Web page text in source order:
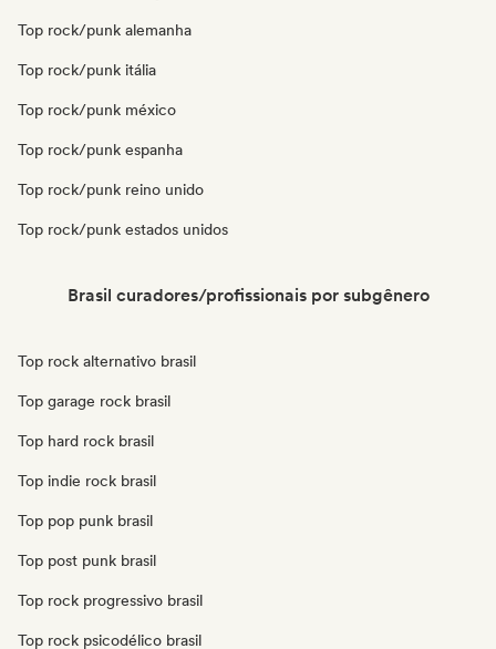
Top rock/punk alemanha
Top rock/punk itália
Top rock/punk méxico
Top rock/punk espanha
Top rock/punk reino unido
Top rock/punk estados unidos
Brasil curadores/profissionais por subgênero
Top rock alternativo brasil
Top garage rock brasil
Top hard rock brasil
Top indie rock brasil
Top pop punk brasil
Top post punk brasil
Top rock progressivo brasil
Top rock psicodélico brasil